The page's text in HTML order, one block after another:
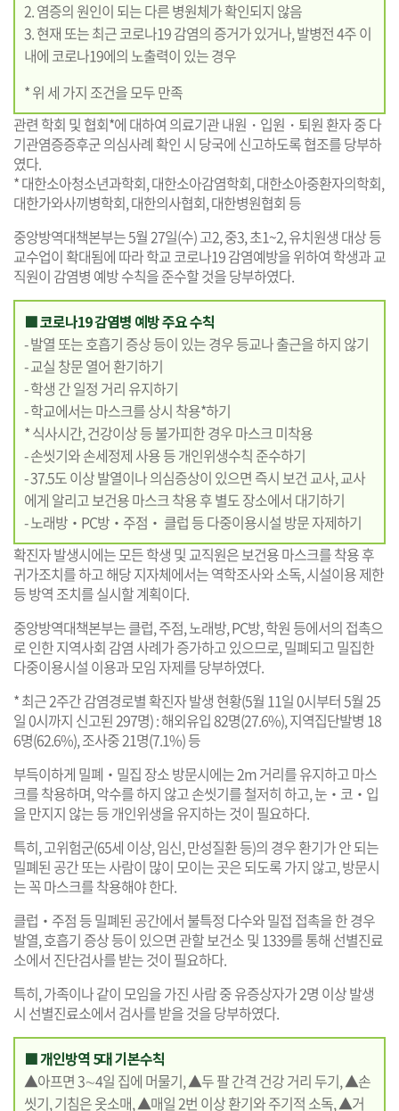
2. 염증의 원인이 되는 다른 병원체가 확인되지 않음
3. 현재 또는 최근 코로나19 감염의 증거가 있거나, 발병전 4주 이
내에 코로나19에의 노출력이 있는 경우
* 위 세 가지 조건을 모두 만족
관련 학회 및 협회*에 대하여 의료기관 내원・입원・퇴원 환자 중 다
기관염증증후군 의심사례 확인 시 당국에 신고하도록 협조를 당부하
였다.
* 대한소아청소년과학회, 대한소아감염학회, 대한소아중환자의학회,
대한가와사끼병학회, 대한의사협회, 대한병원협회 등
중앙방역대책본부는 5월 27일(수) 고2, 중3, 초1~2, 유치원생 대상 등
교수업이 확대됨에 따라 학교 코로나19 감염예방을 위하여 학생과 교
직원이 감염병 예방 수칙을 준수할 것을 당부하였다.
■ 코로나19 감염병 예방 주요 수칙
- 발열 또는 호흡기 증상 등이 있는 경우 등교나 출근을 하지 않기
- 교실 창문 열어 환기하기
- 학생 간 일정 거리 유지하기
- 학교에서는 마스크를 상시 착용*하기
* 식사시간, 건강이상 등 불가피한 경우 마스크 미착용
- 손씻기와 손세정제 사용 등 개인위생수칙 준수하기
- 37.5도 이상 발열이나 의심증상이 있으면 즉시 보건 교사, 교사
에게 알리고 보건용 마스크 착용 후 별도 장소에서 대기하기
- 노래방‧PC방‧주점‧ 클럽 등 다중이용시설 방문 자제하기
확진자 발생시에는 모든 학생 및 교직원은 보건용 마스크를 착용 후
귀가조치를 하고 해당 지자체에서는 역학조사와 소독, 시설이용 제한
등 방역 조치를 실시할 계획이다.
중앙방역대책본부는 클럽, 주점, 노래방, PC방, 학원 등에서의 접촉으
로 인한 지역사회 감염 사례가 증가하고 있으므로, 밀폐되고 밀집한
다중이용시설 이용과 모임 자제를 당부하였다.
* 최근 2주간 감염경로별 확진자 발생 현황(5월 11일 0시부터 5월 25
일 0시까지 신고된 297명) : 해외유입 82명(27.6%), 지역집단발병 18
6명(62.6%), 조사중 21명(7.1%) 등
부득이하게 밀폐‧밀집 장소 방문시에는 2m 거리를 유지하고 마스
크를 착용하며, 악수를 하지 않고 손씻기를 철저히 하고, 눈‧코‧입
을 만지지 않는 등 개인위생을 유지하는 것이 필요하다.
특히, 고위험군(65세 이상, 임신, 만성질환 등)의 경우 환기가 안 되는
밀폐된 공간 또는 사람이 많이 모이는 곳은 되도록 가지 않고, 방문시
는 꼭 마스크를 착용해야 한다.
클럽‧주점 등 밀폐된 공간에서 불특정 다수와 밀접 접촉을 한 경우
발열, 호흡기 증상 등이 있으면 관할 보건소 및 1339를 통해 선별진료
소에서 진단검사를 받는 것이 필요하다.
특히, 가족이나 같이 모임을 가진 사람 중 유증상자가 2명 이상 발생
시 선별진료소에서 검사를 받을 것을 당부하였다.
■ 개인방역 5대 기본수칙
▲아프면 3∼4일 집에 머물기, ▲두 팔 간격 건강 거리 두기, ▲손
씻기, 기침은 옷소매, ▲매일 2번 이상 환기와 주기적 소독, ▲거